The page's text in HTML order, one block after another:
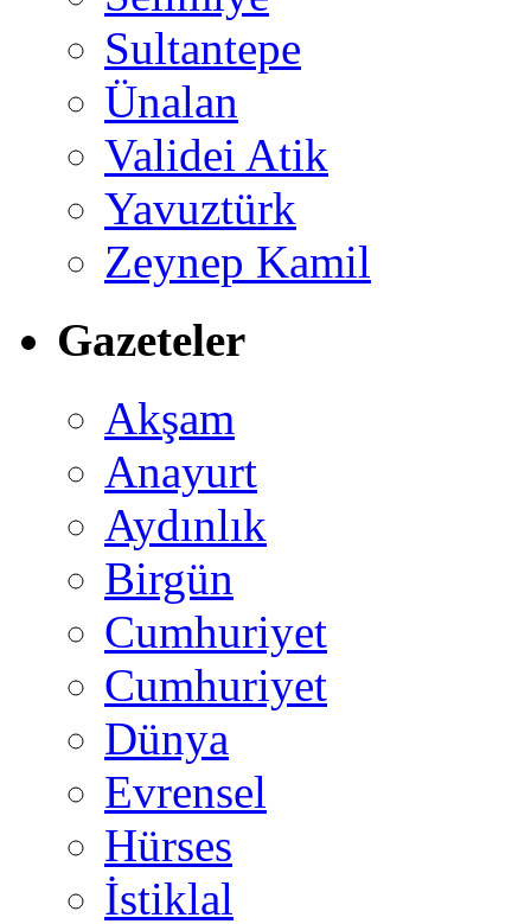
Sultantepe
Ünalan
Validei Atik
Yavuztürk
Zeynep Kamil
Gazeteler
Akşam
Anayurt
Aydınlık
Birgün
Cumhuriyet
Cumhuriyet
Dünya
Evrensel
Hürses
İstiklal